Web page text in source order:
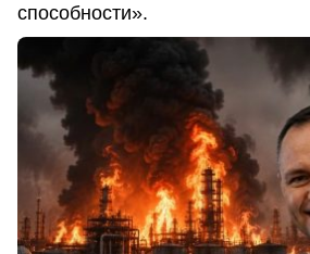
способности».